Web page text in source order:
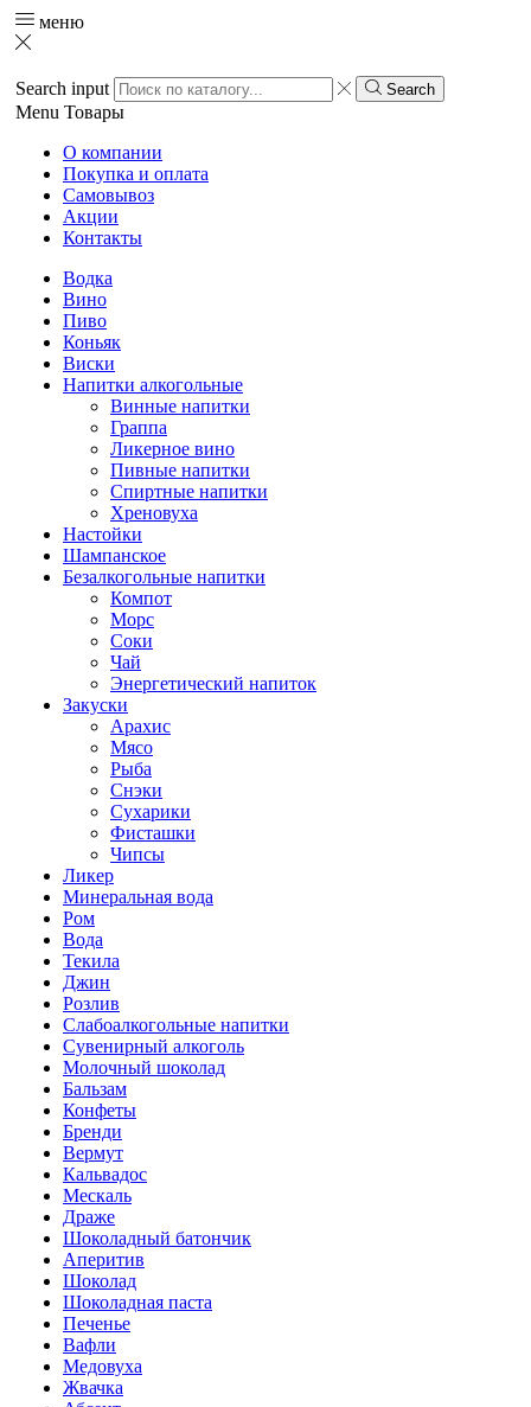
меню
Search input Search
Menu Товары
О компании
Покупка и оплата
Самовывоз
Акции
Контакты
Водка
Вино
Пиво
Коньяк
Виски
Напитки алкогольные
Винные напитки
Граппа
Ликерное вино
Пивные напитки
Спиртные напитки
Хреновуха
Настойки
Шампанское
Безалкогольные напитки
Компот
Морс
Соки
Чай
Энергетический напиток
Закуски
Арахис
Мясо
Рыба
Снэки
Сухарики
Фисташки
Чипсы
Ликер
Минеральная вода
Ром
Вода
Текила
Джин
Розлив
Слабоалкогольные напитки
Сувенирный алкоголь
Молочный шоколад
Бальзам
Конфеты
Бренди
Вермут
Кальвадос
Мескаль
Драже
Шоколадный батончик
Аперитив
Шоколад
Шоколадная паста
Печенье
Вафли
Медовуха
Жвачка